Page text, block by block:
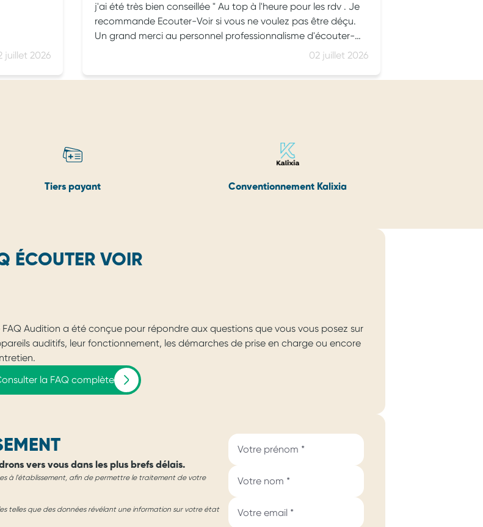
juillet 2026 02 juillet 2026
j'ai été très bien conseillée " Au top à l'heure pour les rdv . Je
recommande Ecouter-Voir si vous ne voulez pas être déçu.
Un grand merci au personnel professionnalisme d'écouter-
Tiers payant Conventionnement Kalixia
ÉCOUTER VOIR
FAQ Audition a été conçue pour répondre aux questions que vous vous posez sur
auditifs, leur fonctionnement, les démarches de prise en charge ou encore
la FAQ complète
vers vous dans les plus brefs délais.
à l'établissement, afin de permettre le traitement de votre
telles que des données révélant une information sur votre état